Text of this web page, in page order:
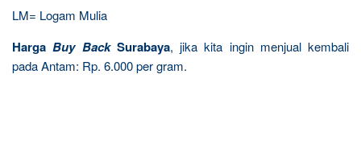
LM= Logam Mulia
HargaBuy BackSurabaya, jika kita ingin menjual kembali
pada Antam: Rp. 6.000 per gram.